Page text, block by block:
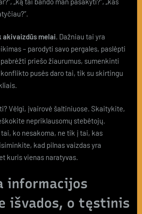
akivaizdūs melai. Dažniau tai yra
– parodyti savo pergales, paslėpti
priešo žiaurumus, sumenkinti
pusės daro tai, tik su skirtingu
Vėlgi, įvairovė šaltiniuose. Skaitykite,
nepriklausomų stebėtojų.
ko nesakoma, ne tik į tai, kas
kad pilnas vaizdas yra
kuris vienas naratyvas.
informacijos
išvados, o tęstinis